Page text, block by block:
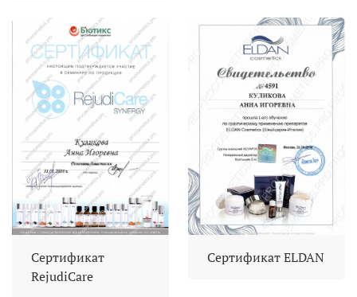
Сертификат
RejudiCare
Сертификат ELDAN